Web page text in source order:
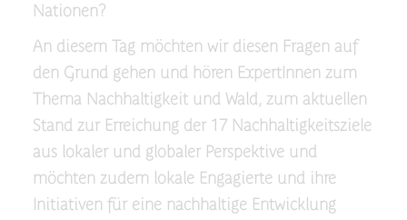
Nationen?
An diesem Tag möchten wir diesen Fragen auf
den Grund gehen und hören ExpertInnen zum
Thema Nachhaltigkeit und Wald, zum aktuellen
Stand zur Erreichung der 17 Nachhaltigkeitsziele
aus lokaler und globaler Perspektive und
möchten zudem lokale Engagierte und ihre
Initiativen für eine nachhaltige Entwicklung